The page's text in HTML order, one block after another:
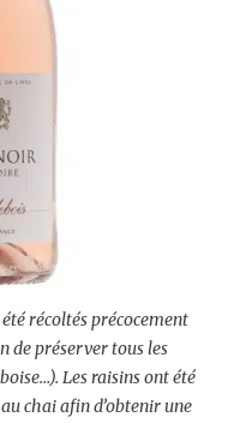
récoltés précocement
de préserver tous les
Les raisins ont été
chai afin d’obtenir une